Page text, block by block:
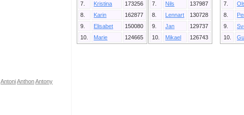
AntoniAnthonAntony
7.
Kristina
173256
8.
Karin
162877
9.
Elisabet
150080
10.
Marie 124665
7.
Nils
137987
8.
Lennart
130728
9.
Jan
129737
10.
Mikael 126743
7.
8.
9.
10.